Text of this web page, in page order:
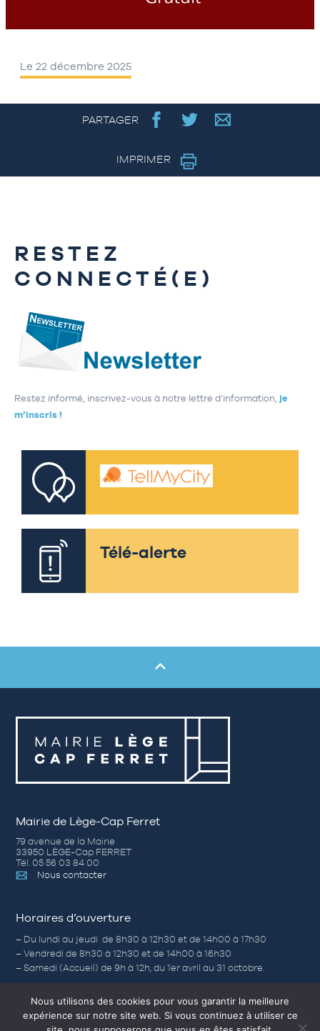
Le 22 décembre 2025
PARTAGER
IMPRIMER
RESTEZ
CONNECTÉ(E)
Restez informé, inscrivez-vous à notre lettre d’information, je
m’inscris !
Télé-alerte
Mairie de Lège-Cap Ferret
79 avenue de la Mairie
33950 LÈGE-Cap FERRET
Tél. 05 56 03 84 00
Nous contacter
Horaires d’ouverture
– Du lundi au jeudi de 8h30 à 12h30 et de 14h00 à 17h30
– Vendredi de 8h30 à 12h30 et de 14h00 à 16h30
– Samedi (Accueil) de 9h à 12h, du 1er avril au 31 octobre.
Nos autres sites
Nous utilisons des cookies pour vous garantir la meilleure
expérience sur notre site web. Si vous continuez à utiliser ce